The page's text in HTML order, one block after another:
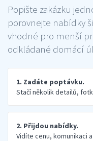
Popište zakázku
porovnejte nabídky
vhodné pro menší
odkládané domácí
1. Zadáte poptávku.
Stačí několik detailů,
2. Přijdou nabídky.
Vidíte cenu, komunikaci